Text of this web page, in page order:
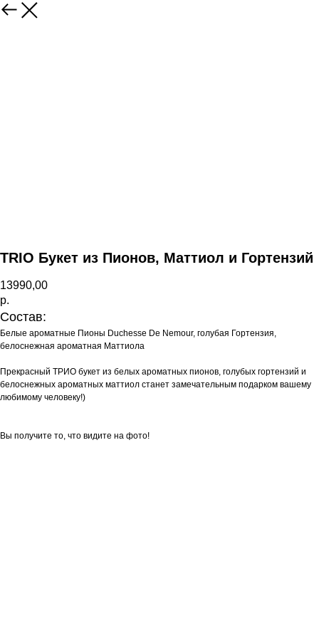
Назад
TRIO Букет из Пионов, Маттиол и Гортензий
13990,00
р.
Состав:
Белые ароматные Пионы Duchesse De Nemour, голубая Гортензия,
белоснежная ароматная Маттиола
Прекрасный ТРИО букет из белых ароматных пионов, голубых гортензий и
белоснежных ароматных маттиол станет замечательным подарком вашему
любимому человеку!)
Вы получите то, что видите на фото!